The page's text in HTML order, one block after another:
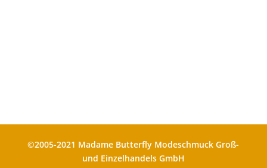
©2005-2021 Madame Butterfly Modeschmuck Groß-
und Einzelhandels GmbH